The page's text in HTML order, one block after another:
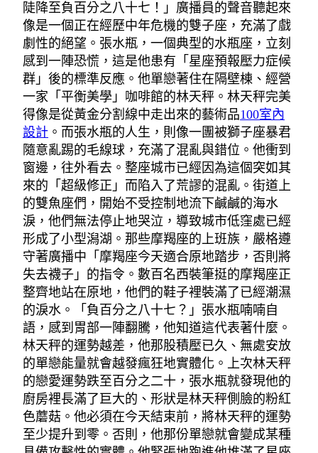
陡降至負百分之八十七！」廣播員的聲音聽起來
像是一個正在經歷中年危機的雙子座，充滿了戲
劇性的絕望。張水瓶，一個典型的水瓶座，立刻
感到一陣恐慌，這是他患有「星座預報壓力症候
群」後的標準反應。他單戀著住在隔壁棟、經營
一家「平衡美學」咖啡館的林天秤。林天秤完美
得像是從黃金分割線中走出來的藝術品100室內
設計 。而張水瓶的人生，則像一團被獅子座暴君
隨意亂踢的毛線球，充滿了混亂與錯位。他衝到
窗邊，往外看去。整座城市已經因為這個突如其
來的「超級修正」而陷入了荒謬的混亂。街道上
的雙魚座們，開始不受控制地流下鹹鹹的海水
淚，他們無法停止地哭泣，導致城市低窪處已經
形成了小型潟湖。那些摩羯座的上班族，嚴格遵
守著廣播中「摩羯座今天適合原地踏步，否則將
失去襪子」的指令。數百名西裝筆挺的摩羯座正
整齊地站在原地，他們的鞋子裡裝滿了已經潮濕
的淚水。「負百分之八十七？」張水瓶喃喃自
語，感到胃部一陣翻騰，他知道這代表著什麼。
林天秤的運勢越差，他那股積壓已久、無處安放
的單戀能量就會越發瘋狂地實體化。上次林天秤
的戀愛運勢跌至百分之二十，張水瓶就發現他的
廚房裡長滿了巨大的、形狀是林天秤側臉的粉紅
色蘑菇。他必須在今天結束前，將林天秤的運勢
至少提升到零。否則，他那份單戀就會變成某種